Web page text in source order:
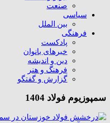
صنعت
سیاسی
بین الملل
فرهنگی
پادکست
خبرهای بانوان
دین و اندیشه
فرهنگ و هنر
گزارش و گفتگو
سمپوزیوم فولاد 1404